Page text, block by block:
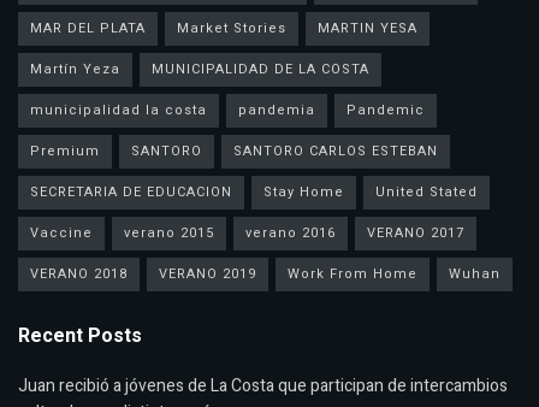
MAR DEL PLATA
Market Stories
MARTIN YESA
Martín Yeza
MUNICIPALIDAD DE LA COSTA
municipalidad la costa
pandemia
Pandemic
Premium
SANTORO
SANTORO CARLOS ESTEBAN
SECRETARIA DE EDUCACION
Stay Home
United Stated
Vaccine
verano 2015 verano 2016
VERANO 2017
VERANO 2018
VERANO 2019 Work From Home Wuhan
Recent Posts
Juan recibió a jóvenes de La Costa que participan de intercambios